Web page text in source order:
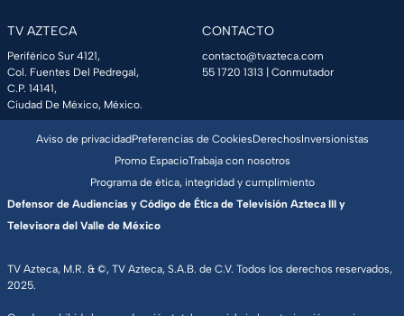
TV AZTECA
Periférico Sur 4121,
Col. Fuentes Del Pedregal,
C.P. 14141,
Ciudad De México, México.
CONTACTO
contacto@tvazteca.com
55 1720 1313 | Conmutador
TV Azteca, M.R. & ©, TV Azteca, S.A.B. de C.V. Todos los derechos reservados,
2025.
Aviso de privacidadPreferencias de CookiesDerechosInversionistas
Promo EspacioTrabaja con nosotros
Programa de ética, integridad y cumplimiento
Defensor de Audiencias y Código de Ética de Televisión Azteca III y
Televisora del Valle de México